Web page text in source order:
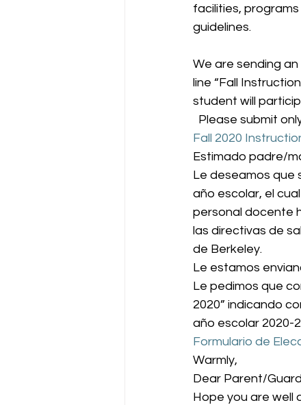
facilities,
guidelines.
We are sending
line “Fall
student will
Please submit
Fall 2020
Estimado padre/
Le deseamos que
año escolar, el
personal docente
las directivas de
de Berkeley.
Le estamos
Le pedimos que
2020” indicando
año escolar 2020-
Formulario de
Warmly,
Dear Parent/
Hope you are well